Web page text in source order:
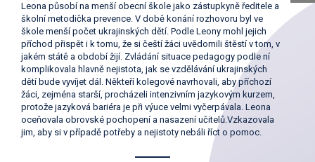
Leona působí na menší obecní škole jako zástupkyně ředitele a
školní metodička prevence. V době konání rozhovoru byl ve
škole menší počet ukrajinských dětí. Podle Leony mohl jejich
příchod přispět i k tomu, že si čeští žáci uvědomili štěstí v tom, v
jakém státě a období žijí. Zvládání situace pedagogy podle ní
komplikovala hlavně nejistota, jak se vzdělávání ukrajinských
dětí bude vyvíjet dál. Někteří kolegové navrhovali, aby příchozí
žáci, zejména starší, procházeli intenzivním jazykovým kurzem,
protože jazyková bariéra je při výuce velmi vyčerpávala. Leona
oceňovala obrovské pochopení a nasazení učitelů.Vzkazovala
jim, aby si v případě potřeby a nejistoty nebáli říct o pomoc.